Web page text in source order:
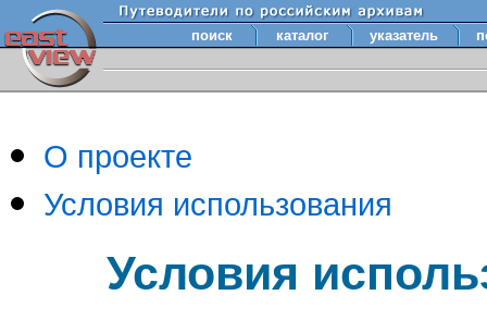
поиск каталог указатель
О проекте
Условия использования
Условия